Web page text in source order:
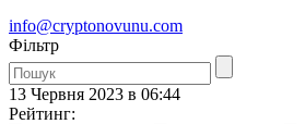
info@cryptonovunu.com
Фiльтр
13 Червня 2023 в 06:44
Рейтинг: